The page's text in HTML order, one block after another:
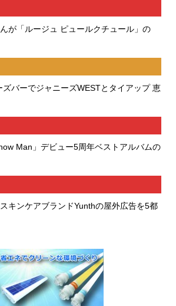
んが「ルージュ ピュールクチュール」の
ズバーでジャニーズWESTとタイアップ 恵
Man」デビュー5周年ベストアルバムの
スキンケアブランドYunthの屋外広告を5都